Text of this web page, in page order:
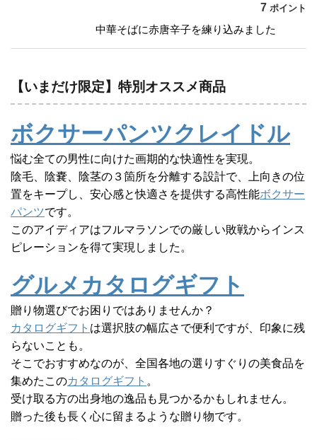
7 ポイント
中華そばに赤唐辛子を練り込みました
【いまだけ限定】特別オススメ商品
ボクサーパンツクレイドル
悩む全ての男性に向けた画期的な快適性を実現。
陰毛、陰嚢、陰茎の３箇所を分離する設計で、上向きの位
置をキープし、安心感と快適さを提供する高性能ボクサー
パンツです。
このアイディアはフルマラソンでの厳しい敗戦からインス
ピレーションを得て実現しました。
グルメカタログギフト
贈り物選びでお困りではありませんか？
カタログギフト は選択肢の幅広さで便利ですが、印象に残
らないことも。
そこでおすすめなのが、全国各地の選りすぐりの美食品を
集めたこのカタログギフト 。
受け取る方の出身地の逸品も見つかるかもしれません。
贈った後も長く心に留まるような贈り物です。